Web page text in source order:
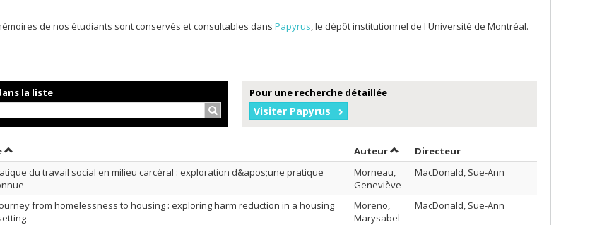
de nos étudiants sont conservés et consultables dans Papyrus, le dépôt institutionnel de l'Université de Montréal.
la liste
Rechercher…
Pour une recherche détaillée
Visiter Papyrus
date en ordre décroissant
Trier par titre en ordre décroissant AuteurTrier par auteur en ordre décroissant
Directeur
du travail social en milieu carcéral : exploration d&apos;une pratique
Morneau,
Geneviève
MacDonald, Sue-Ann
from homelessness to housing : exploring harm reduction in a housing
Moreno,
Marysabel
MacDonald, Sue-Ann